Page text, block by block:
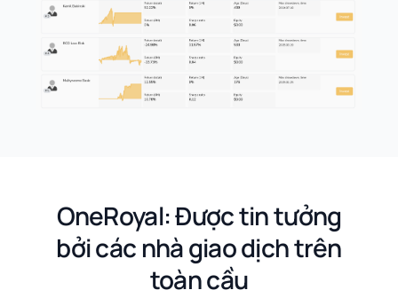
OneRoyal: Được tin tưởng
bởi các nhà giao dịch trên
toàn cầu